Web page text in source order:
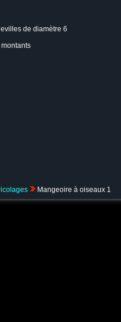
de diamètre 6
Mangeoire à oiseaux 1